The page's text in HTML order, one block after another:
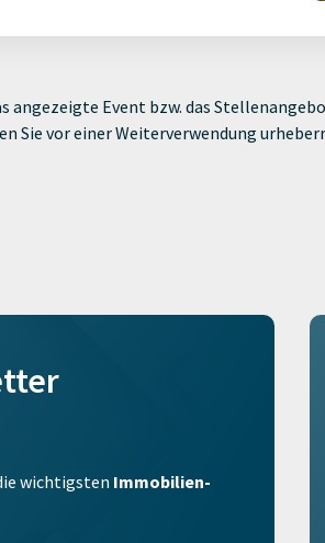
angezeigte Event bzw. das
vor einer Weiterverwendung
wichtigsten Immobilien-